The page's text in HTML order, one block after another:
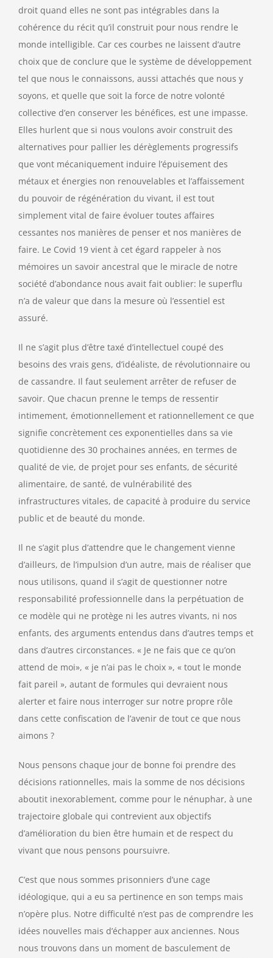
droit quand elles ne sont pas intégrables dans la
cohérence du récit qu’il construit pour nous rendre le
monde intelligible. Car ces courbes ne laissent d’autre
choix que de conclure que le système de développement
tel que nous le connaissons, aussi attachés que nous y
soyons, et quelle que soit la force de notre volonté
collective d’en conserver les bénéfices, est une impasse.
Elles hurlent que si nous voulons avoir construit des
alternatives pour pallier les dérèglements progressifs
que vont mécaniquement induire l’épuisement des
métaux et énergies non renouvelables et l’affaissement
du pouvoir de régénération du vivant, il est tout
simplement vital de faire évoluer toutes affaires
cessantes nos manières de penser et nos manières de
faire. Le Covid 19 vient à cet égard rappeler à nos
mémoires un savoir ancestral que le miracle de notre
société d’abondance nous avait fait oublier: le superflu
n’a de valeur que dans la mesure où l’essentiel est
assuré.
Il ne s’agit plus d’être taxé d’intellectuel coupé des
besoins des vrais gens, d’idéaliste, de révolutionnaire ou
de cassandre. Il faut seulement arrêter de refuser de
savoir. Que chacun prenne le temps de ressentir
intimement, émotionnellement et rationnellement ce que
signifie concrètement ces exponentielles dans sa vie
quotidienne des 30 prochaines années, en termes de
qualité de vie, de projet pour ses enfants, de sécurité
alimentaire, de santé, de vulnérabilité des
infrastructures vitales, de capacité à produire du service
public et de beauté du monde.
Il ne s’agit plus d’attendre que le changement vienne
d’ailleurs, de l’impulsion d’un autre, mais de réaliser que
nous utilisons, quand il s’agit de questionner notre
responsabilité professionnelle dans la perpétuation de
ce modèle qui ne protège ni les autres vivants, ni nos
enfants, des arguments entendus dans d’autres temps et
dans d’autres circonstances. « Je ne fais que ce qu’on
attend de moi», « je n’ai pas le choix », « tout le monde
fait pareil », autant de formules qui devraient nous
alerter et faire nous interroger sur notre propre rôle
dans cette confiscation de l’avenir de tout ce que nous
aimons ?
Nous pensons chaque jour de bonne foi prendre des
décisions rationnelles, mais la somme de nos décisions
aboutit inexorablement, comme pour le nénuphar, à une
trajectoire globale qui contrevient aux objectifs
d’amélioration du bien être humain et de respect du
vivant que nous pensons poursuivre.
C’est que nous sommes prisonniers d’une cage
idéologique, qui a eu sa pertinence en son temps mais
n’opère plus. Notre difficulté n’est pas de comprendre les
idées nouvelles mais d’échapper aux anciennes. Nous
nous trouvons dans un moment de basculement de